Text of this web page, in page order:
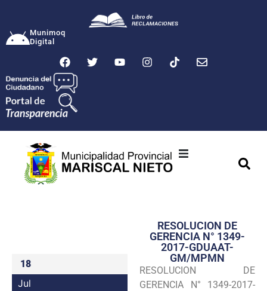
Munimoq
Digital
Transparencia
Seguridad
Programas
18
Jul
RESOLUCION DE
GERENCIA N° 1349-
2017-GDUAAT-
GM/MPMN
RESOLUCION DE
GERENCIA N° 1349-2017-